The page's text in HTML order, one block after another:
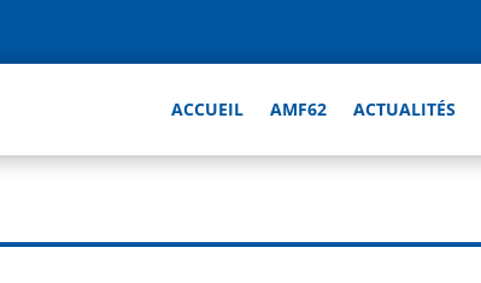
ACCUEIL AMF62 ACTUALITÉS